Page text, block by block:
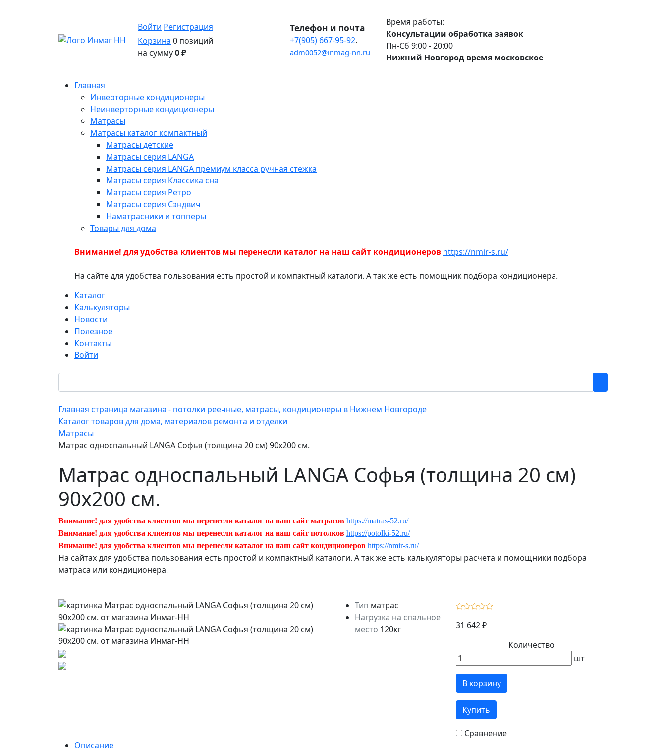
Войти Регистрация
Корзина 0 позиций
на сумму0 ₽
Телефон и почта
+7(905) 667-95-92.
adm0052@inmag-nn.ru
Время работы:
Консультации обработка заявок
Пн-Сб 9:00 - 20:00
Нижний Новгород время московское
Главная
Инверторные кондиционеры
Неинверторные кондиционеры
Матрасы
Матрасы каталог компактный
Матрасы детские
Матрасы серия LANGA
Матрасы серия LANGA премиум класса ручная стежка
Матрасы серия Классика сна
Матрасы серия Ретро
Матрасы серия Сэндвич
Наматрасники и топперы
Товары для дома
Внимание! для удобства клиентов мы перенесли каталог на наш сайт кондиционеров https://nmir-s.ru/
На сайте для удобства пользования есть простой и компактный каталоги. А так же есть помощник подбора кондиционера.
Каталог
Калькуляторы
Новости
Полезное
Контакты
Войти
Главная страница магазина - потолки реечные, матрасы, кондиционеры в Нижнем Новгороде
Каталог товаров для дома, материалов ремонта и отделки
Матрасы
Матрас односпальный LANGA Софья (толщина 20 см) 90х200 см.
Матрас односпальный LANGA Софья (толщина 20 см)
90х200 см.
Внимание! для удобства клиентов мы перенесли каталог на наш сайт матрасов https://matras-52.ru/
Внимание! для удобства клиентов мы перенесли каталог на наш сайт потолков https://potolki-52.ru/
Внимание! для удобства клиентов мы перенесли каталог на наш сайт кондиционеров https://nmir-s.ru/
На сайтах для удобства пользования есть простой и компактный каталоги. А так же есть калькуляторы расчета и помощники подбора
матраса или кондиционера.
Тип матрас
Нагрузка на спальное
место 120кг
31 642 ₽
Количество
шт
В корзину
Купить
Сравнение
Описание